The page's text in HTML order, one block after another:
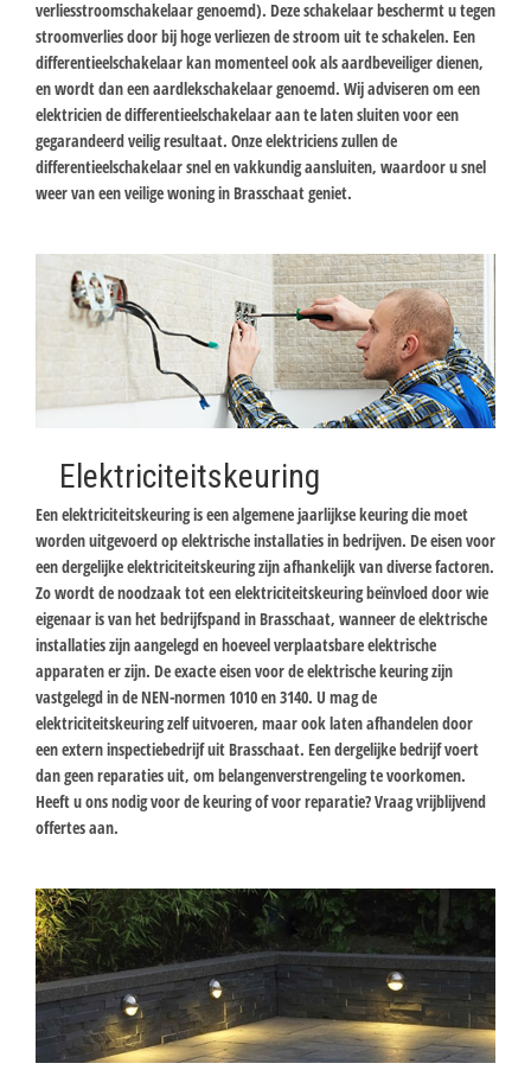
verliesstroomschakelaar genoemd). Deze schakelaar beschermt u tegen
stroomverlies door bij hoge verliezen de stroom uit te schakelen. Een
differentieelschakelaar kan momenteel ook als aardbeveiliger dienen,
en wordt dan een aardlekschakelaar genoemd. Wij adviseren om een
elektricien de differentieelschakelaar aan te laten sluiten voor een
gegarandeerd veilig resultaat. Onze elektriciens zullen de
differentieelschakelaar snel en vakkundig aansluiten, waardoor u snel
weer van een veilige woning in Brasschaat geniet.
Elektriciteitskeuring
Een elektriciteitskeuring is een algemene jaarlijkse keuring die moet
worden uitgevoerd op elektrische installaties in bedrijven. De eisen voor
een dergelijke elektriciteitskeuring zijn afhankelijk van diverse factoren.
Zo wordt de noodzaak tot een elektriciteitskeuring beïnvloed door wie
eigenaar is van het bedrijfspand in Brasschaat, wanneer de elektrische
installaties zijn aangelegd en hoeveel verplaatsbare elektrische
apparaten er zijn. De exacte eisen voor de elektrische keuring zijn
vastgelegd in de NEN-normen 1010 en 3140. U mag de
elektriciteitskeuring zelf uitvoeren, maar ook laten afhandelen door
een extern inspectiebedrijf uit Brasschaat. Een dergelijke bedrijf voert
dan geen reparaties uit, om belangenverstrengeling te voorkomen.
Heeft u ons nodig voor de keuring of voor reparatie? Vraag vrijblijvend
offertes aan.